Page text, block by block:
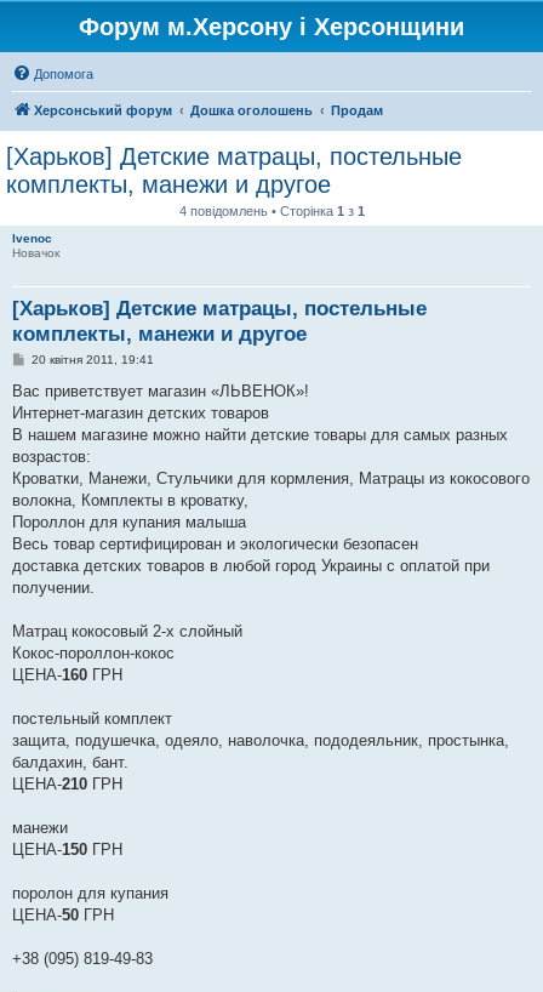
Форум м.Херсону і Херсонщини
Допомога
Херсонський форум Дошка оголошень Продам
[Харьков] Детские матрацы, постельные
комплекты, манежи и другое
4 повідомлень • Сторінка 1 з 1
lvenoc
Новачок
[Харьков] Детские матрацы, постельные
комплекты, манежи и другое
П
в
д
о
л
е
н
я
20 квітня 2011, 19:41
Вас приветствует магазин «ЛЬВЕНОК»!
Интернет-магазин детских товаров
В нашем магазине можно найти детские товары для самых разных
возрастов:
Кроватки, Манежи, Стульчики для кормления, Матрацы из кокосового
волокна, Комплекты в кроватку,
Пороллон для купания малыша
Весь товар сертифицирован и экологически безопасен
доставка детских товаров в любой город Украины с оплатой при
получении.
Матрац кокосовый 2-х слойный
Кокос-пороллон-кокос
ЦЕНА-160 ГРН
постельный комплект
защита, подушечка, одеяло, наволочка, пододеяльник, простынка,
балдахин, бант.
ЦЕНА-210 ГРН
манежи
ЦЕНА-150 ГРН
поролон для купания
ЦЕНА-50 ГРН
+38 (095) 819-49-83